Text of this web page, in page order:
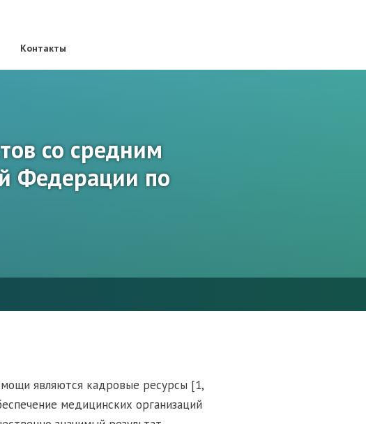
Контакты
со средним
Федерации по
являются кадровые ресурсы [1,
медицинских организаций